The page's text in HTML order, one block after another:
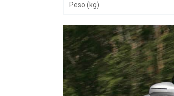
Peso (kg)